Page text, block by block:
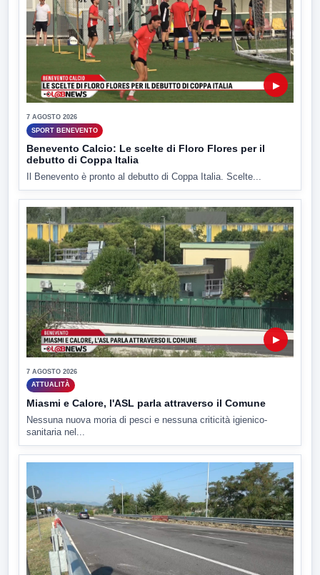
▶
7 AGOSTO 2026
SPORT BENEVENTO
Benevento Calcio: Le scelte di Floro Flores per il
debutto di Coppa Italia
Il Benevento è pronto al debutto di Coppa Italia. Scelte...
▶
7 AGOSTO 2026
ATTUALITÀ
Miasmi e Calore, l'ASL parla attraverso il Comune
Nessuna nuova moria di pesci e nessuna criticità igienico-
sanitaria nel...